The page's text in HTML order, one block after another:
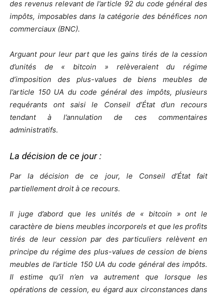
des revenus relevant de l’article 92 du code général des
impôts, imposables dans la catégorie des bénéfices non
commerciaux (BNC).
Arguant pour leur part que les gains tirés de la cession
d’unités de « bitcoin » relèveraient du régime
d’imposition des plus-values de biens meubles de
l’article 150 UA du code général des impôts, plusieurs
requérants ont saisi le Conseil d’État d’un recours
tendant à l’annulation de ces commentaires
administratifs.
La décision de ce jour :
Par la décision de ce jour, le Conseil d’État fait
partiellement droit à ce recours.
Il juge d’abord que les unités de « bitcoin » ont le
caractère de biens meubles incorporels et que les profits
tirés de leur cession par des particuliers relèvent en
principe du régime des plus-values de cession de biens
meubles de l’article 150 UA du code général des impôts.
Il estime qu’il n’en va autrement que lorsque les
opérations de cession, eu égard aux circonstances dans